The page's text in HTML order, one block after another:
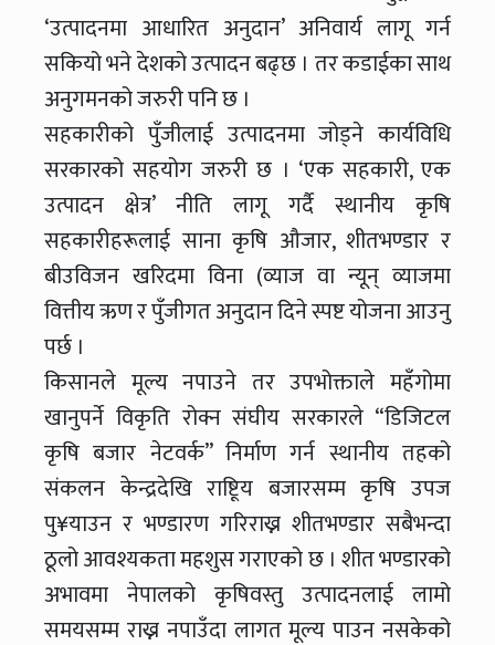
‘उत्पादनमा आधारित अनुदान’ अनिवार्य लागू गर्न
सकियो भने देशको उत्पादन बढ्छ । तर कडाईका साथ
अनुगमनको जरुरी पनि छ ।
सहकारीको पुँजीलाई उत्पादनमा जोड्ने कार्यविधि
सरकारको सहयोग जरुरी छ । ‘एक सहकारी, एक
उत्पादन क्षेत्र’ नीति लागू गर्दै स्थानीय कृषि
सहकारीहरूलाई साना कृषि औजार, शीतभण्डार र
बीउविजन खरिदमा विना (व्याज वा न्यून् व्याजमा
वित्तीय ऋण र पुँजीगत अनुदान दिने स्पष्ट योजना आउनु
पर्छ ।
किसानले मूल्य नपाउने तर उपभोक्ताले महँगोमा
खानुपर्ने विकृति रोक्न संघीय सरकारले “डिजिटल
कृषि बजार नेटवर्क’’ निर्माण गर्न स्थानीय तहको
संकलन केन्द्रदेखि राष्टिूय बजारसम्म कृषि उपज
पु¥याउन र भण्डारण गरिराख्न शीतभण्डार सबैभन्दा
ठूलो आवश्यकता महशुस गराएको छ । शीत भण्डारको
अभावमा नेपालको कृषिवस्तु उत्पादनलाई लामो
समयसम्म राख्न नपाउँदा लागत मूल्य पाउन नसकेको